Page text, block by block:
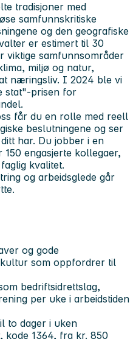
tradisjoner med
samfunnskritiske
og den geografiske
er estimert til 30
viktige samfunnsområder
miljø og natur,
næringsliv. I 2024 ble vi
stat"-prisen for
får du en rolle med reell
beslutningene og ser
har. Du jobber i en
engasjerte kollegaer,
kvalitet.
og arbeidsglede går
og gode
som oppfordrer til
bedriftsidrettslag,
per uke i arbeidstiden
to dager i uken
kode 1364, fra kr. 850